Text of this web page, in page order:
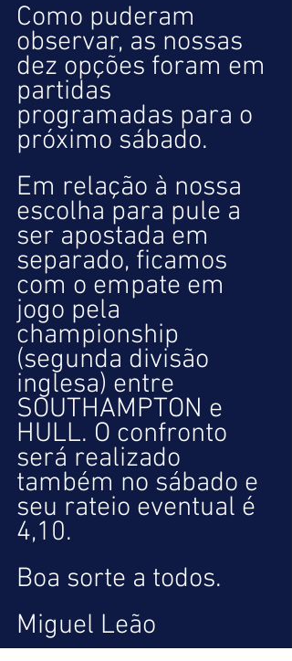
Como puderam
observar, as nossas
dez opções foram em
partidas
programadas para o
próximo sábado.
Em relação à nossa
escolha para pule a
ser apostada em
separado, ficamos
com o empate em
jogo pela
championship
(segunda divisão
inglesa) entre
SOUTHAMPTON e
HULL. O confronto
será realizado
também no sábado e
seu rateio eventual é
4,10.
Boa sorte a todos.
Miguel Leão